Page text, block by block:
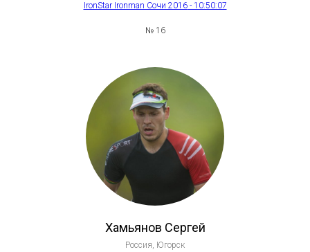
IronStar Ironman Сочи 2016- 10:50:07
№ 16
Хамьянов Сергей
Россия, Югорск